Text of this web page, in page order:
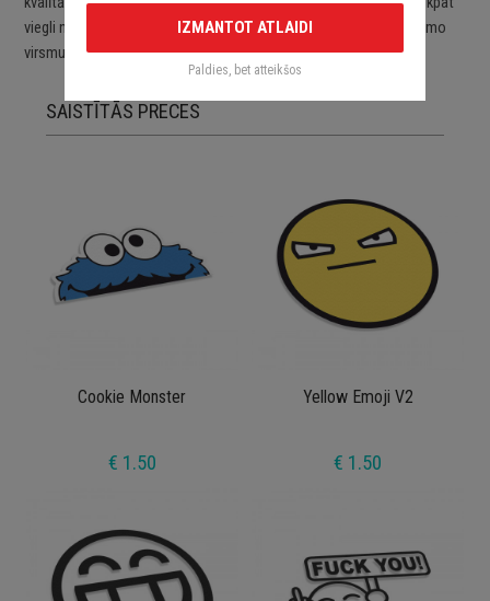
viegli noņemamas. Uzlīmes pēc to noņemšanas nebojā aplīmējamo
virsmu.
SAISTĪTĀS PRECES
Cookie Monster
€ 1.50
Yellow Emoji V2
€ 1.50
IZMANTOT ATLAIDI
Paldies, bet atteikšos